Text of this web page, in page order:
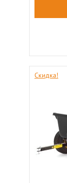
Скидка!